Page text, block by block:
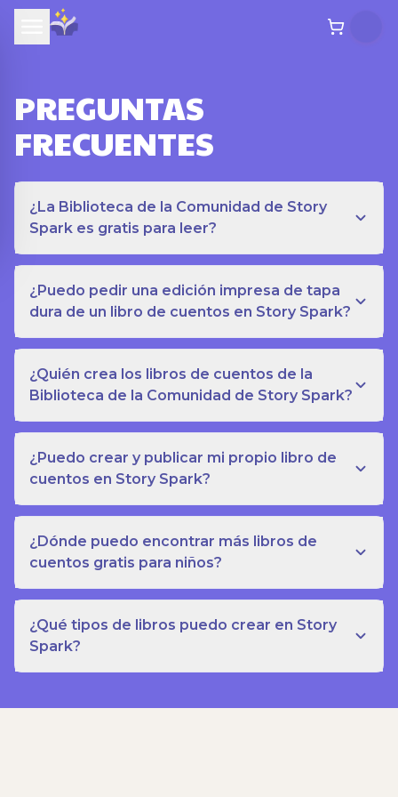
PREGUNTAS
FRECUENTES
¿La Biblioteca de la Comunidad de Story
Spark es gratis para leer?
¿Puedo pedir una edición impresa de tapa
dura de un libro de cuentos en Story Spark?
¿Quién crea los libros de cuentos de la
Biblioteca de la Comunidad de Story Spark?
¿Puedo crear y publicar mi propio libro de
cuentos en Story Spark?
¿Dónde puedo encontrar más libros de
cuentos gratis para niños?
¿Qué tipos de libros puedo crear en Story
Spark?